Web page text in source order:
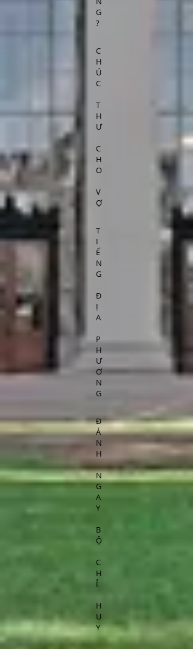
G
?
C
H
Ú
C
T
H
Ư
C
H
O
V
Ợ
T
I
Ế
N
G
Đ
Ị
A
P
H
Ư
Ơ
N
G
Đ
Á
N
H
N
G
A
Y
B
Ộ
C
H
Ỉ
H
U
Y